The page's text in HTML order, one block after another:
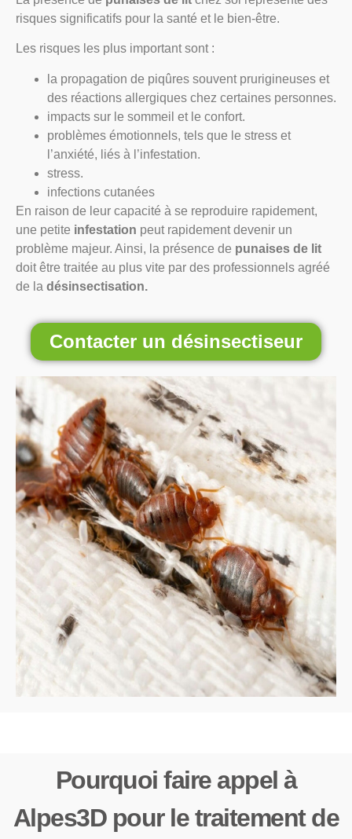
risques significatifs pour la santé et le bien-être.
Les risques les plus important sont :
la propagation de piqûres souvent prurigineuses et
des réactions allergiques chez certaines personnes.
impacts sur le sommeil et le confort.
problèmes émotionnels, tels que le stress et
l’anxiété, liés à l’infestation.
stress.
infections cutanées
En raison de leur capacité à se reproduire rapidement,
une petite infestation peut rapidement devenir un
problème majeur. Ainsi, la présence de punaises de lit
doit être traitée au plus vite par des professionnels agréé
de la désinsectisation.
Contacter un désinsectiseur
Pourquoi faire appel à
Alpes3D pour le traitement de